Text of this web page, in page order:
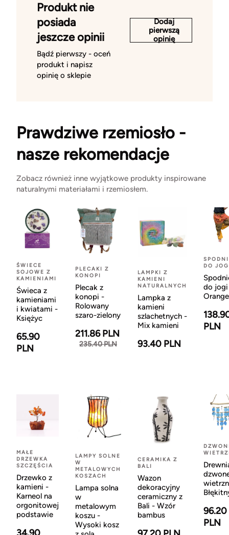
Produkt nie
posiada
jeszcze opinii
Bądź pierwszy - oceń
produkt i napisz
opinię o sklepie
Dodaj
pierwszą
opinię
Prawdziwe rzemiosło -
nasze rekomendacje
Zobacz również inne wyjątkowe produkty inspirowane
naturalnymi materiałami i rzemiosłem.
ŚWIECE
SOJOWE Z
KAMIENIAMI
Świeca z
kamieniami
i kwiatami -
Księżyc
65.90
PLN
PLECAKI Z
KONOPI
Plecak z
konopi -
Rolowany
szaro-zielony
211.86 PLN
235.40 PLN
LAMPKI Z
KAMIENI
NATURALNYCH
Lampka z
kamieni
szlachetnych -
Mix kamieni
93.40 PLN
DO
do
Orange
PLN
MAŁE
DRZEWKA
SZCZĘŚCIA
Drzewko z
kamieni -
Karneol na
orgonitowej
podstawie
LAMPY SOLNE
W
METALOWYCH
KOSZACH
Lampa solna
w
metalowym
koszu -
Wysoki kosz
CERAMIKA Z
BALI
Wazon
dekoracyjny
ceramiczny z
Bali - Wzór
bambus
96.20
PLN